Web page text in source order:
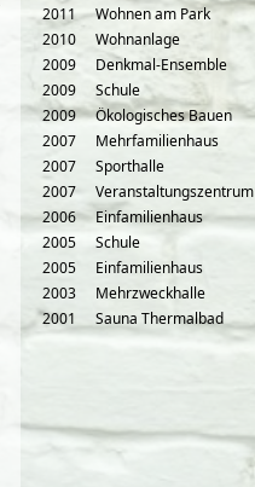
2011
Wohnen am Park
2010
Wohnanlage
2009
Denkmal-Ensemble
2009
Schule
2009
Ökologisches Bauen
2007
Mehrfamilienhaus
2007
Sporthalle
2007
Veranstaltungszentrum
2006
Einfamilienhaus
2005
Schule
2005
Einfamilienhaus
2003
Mehrzweckhalle
2001
Sauna Thermalbad